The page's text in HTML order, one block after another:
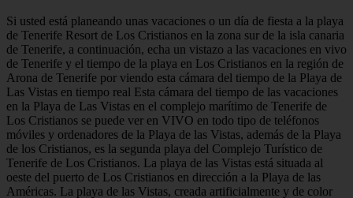
Si usted está planeando unas vacaciones o un día de fiesta a la playa
de Tenerife Resort de Los Cristianos en la zona sur de la isla canaria
de Tenerife, a continuación, echa un vistazo a las vacaciones en vivo
de Tenerife y el tiempo de la playa en Los Cristianos en la región de
Arona de Tenerife por viendo esta cámara del tiempo de la Playa de
Las Vistas en tiempo real Esta cámara del tiempo de las vacaciones
en la Playa de Las Vistas en el complejo marítimo de Tenerife de
Los Cristianos se puede ver en VIVO en todo tipo de teléfonos
móviles y ordenadores de la Playa de las Vistas, además de la Playa
de los Cristianos, es la segunda playa del Complejo Turístico de
Tenerife de Los Cristianos. La playa de las Vistas está situada al
oeste del puerto de Los Cristianos en dirección a la Playa de las
Américas. La playa de las Vistas, creada artificialmente y de color